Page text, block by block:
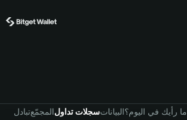
تبادلالمجمّعسجلات تداولالبياناتما رأيك في اليوم؟